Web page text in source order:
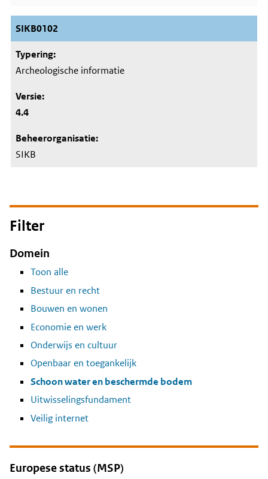
SIKB0102
Archeologische informatie
4.4
SIKB
Filter
Domein
Toon alle
Bestuur en recht
Bouwen en wonen
Economie en werk
Onderwijs en cultuur
Openbaar en toegankelijk
Schoon water en beschermde bodem
Uitwisselingsfundament
Veilig internet
Europese status (MSP)